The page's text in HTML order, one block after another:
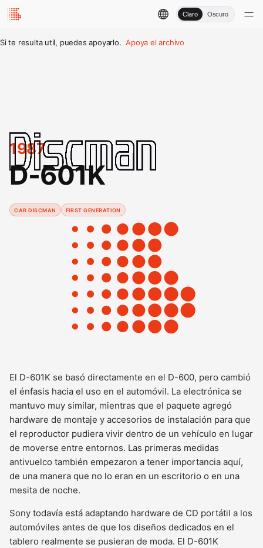
Claro Oscuro
Si te resulta util, puedes apoyarlo. Apoya el archivo
1987
D-601K
CAR DISCMAN FIRST GENERATION
El D-601K se basó directamente en el D-600, pero cambió
el énfasis hacia el uso en el automóvil. La electrónica se
mantuvo muy similar, mientras que el paquete agregó
hardware de montaje y accesorios de instalación para que
el reproductor pudiera vivir dentro de un vehículo en lugar
de moverse entre entornos. Las primeras medidas
antivuelco también empezaron a tener importancia aquí,
de una manera que no lo eran en un escritorio o en una
mesita de noche.
Sony todavía está adaptando hardware de CD portátil a los
automóviles antes de que los diseños dedicados en el
tablero realmente se pusieran de moda. El D-601K